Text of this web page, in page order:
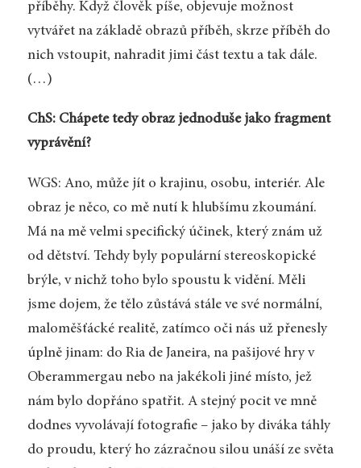
příběhy. Když člověk píše, objevuje možnost
vytvářet na základě obrazů příběh, skrze příběh do
nich vstoupit, nahradit jimi část textu a tak dále.
(…)
ChS: Chápete tedy obraz jednoduše jako fragment
vyprávění?
WGS: Ano, může jít o krajinu, osobu, interiér. Ale
obraz je něco, co mě nutí k hlubšímu zkoumání.
Má na mě velmi specifický účinek, který znám už
od dětství. Tehdy byly populární stereoskopické
brýle, v nichž toho bylo spoustu k vidění. Měli
jsme dojem, že tělo zůstává stále ve své normální,
maloměšťácké realitě, zatímco oči nás už přenesly
úplně jinam: do Ria de Janeira, na pašijové hry v
Oberammergau nebo na jakékoli jiné místo, jež
nám bylo dopřáno spatřit. A stejný pocit ve mně
dodnes vyvolávají fotografie – jako by diváka táhly
do proudu, který ho zázračnou silou unáší ze světa